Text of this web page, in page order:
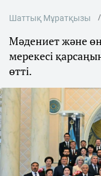
Шаттық Мұратқызы
Мәдениет және
мерекесі
өтті.